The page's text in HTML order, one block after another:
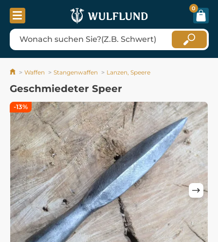
0
Waffen Stangenwaffen Lanzen, Speere
Geschmiedeter Speer
-13%